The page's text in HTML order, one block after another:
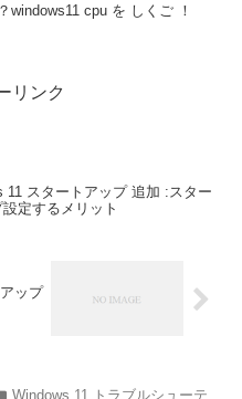
windows11 cpu を しくご ！
リンク
11 スタートアップ 追加 :スター
設定するメリット
ップ
Windows 11 トラブルシューテ